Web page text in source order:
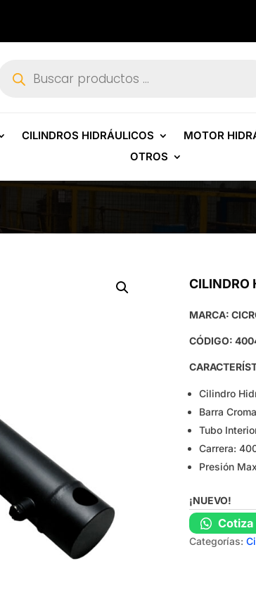
productos
CILINDROS HIDRÁULICOS MOTOR
OTROS
CILINDRO
MARCA:
CÓDIGO:
Cilindro
Barra
Tubo
Carrera:
Presión
¡NUEVO!
Categorías: